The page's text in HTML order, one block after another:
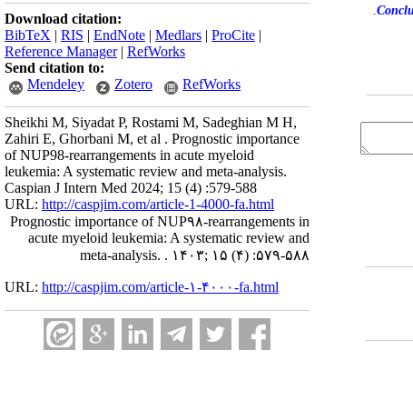
Download citation:
BibTeX | RIS | EndNote | Medlars | ProCite |
Reference Manager| RefWorks
Send citation to:
Mendeley
Zotero RefWorks
Sheikhi M, Siyadat P, Rostami M, Sadeghian M H,
Zahiri E, Ghorbani M, et al . Prognostic importance
of NUP98-rearrangements in acute myeloid
leukemia: A systematic review and meta-analysis.
Caspian J Intern Med 2024; 15 (4) :579-588
URL: http://caspjim.com/article-1-4000-fa.html
Prognostic importance of NUP۹۸-rearrangements in
acute myeloid leukemia: A systematic review and
meta-analysis. . ۱۴۰۳; ۱۵ (۴) :۵۷۹-۵۸۸
URL: http://caspjim.com/article-۱-۴۰۰۰-fa.html